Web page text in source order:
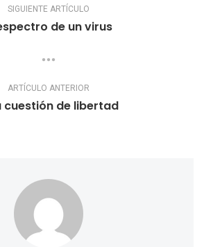
SIGUIENTE ARTÍCULO
de un virus
ARTÍCULO ANTERIOR
cuestión de libertad